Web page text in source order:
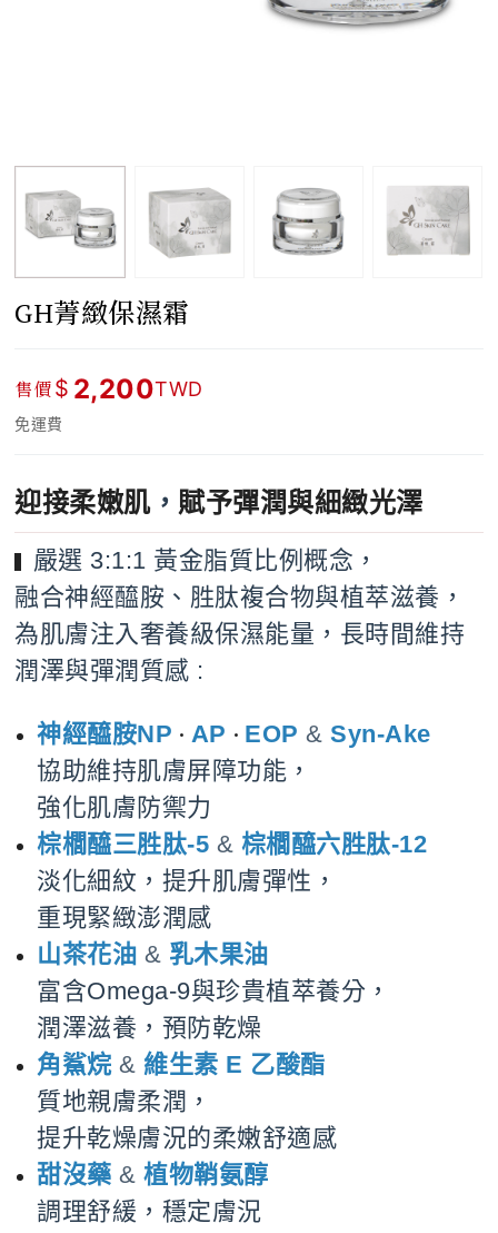
GH菁緻保濕霜
售價$ 2,200TWD
免運費
迎接柔嫩肌， 賦予彈潤與細緻光澤
嚴選 3:1:1 黃金脂質比例概念，
融合神經醯胺、胜肽複合物與植萃滋養，
為肌膚注入奢養級保濕能量，長時間維持
潤澤與彈潤質感 :
神經醯胺NP ・ AP ・ EOP&Syn-Ake
協助維持肌膚屏障功能，
強化肌膚防禦力
棕櫚醯三胜肽-5 & 棕櫚醯六胜肽-12
淡化細紋，提升肌膚彈性，
重現緊緻澎潤感
山茶花油 & 乳木果油
富含Omega-9與珍貴植萃養分，
潤澤滋養，預防乾燥
角鯊烷& 維生素 E 乙酸酯
質地親膚柔潤，
提升乾燥膚況的柔嫩舒適感
甜沒藥&植物鞘氨醇
調理舒緩，穩定膚況